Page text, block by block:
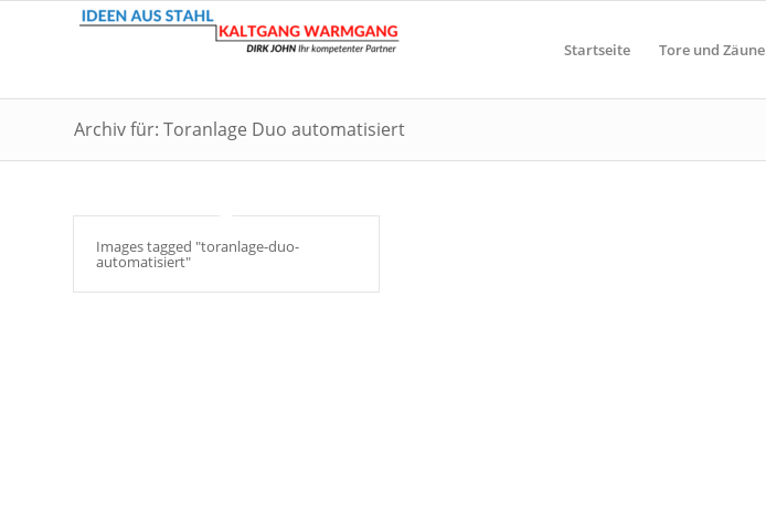
Startseite Tore und Zäune
Archiv für: Toranlage Duo automatisiert
Images tagged "toranlage-duo-
automatisiert"